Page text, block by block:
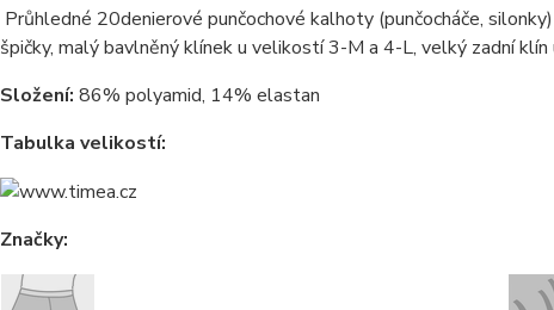
Průhledné 20denierové punčochové kalhoty (punčocháče,
špičky, malý bavlněný klínek u velikostí 3-M a 4-L, velký zadní
Složení: 86% polyamid, 14% elastan
Tabulka velikostí:
Značky: